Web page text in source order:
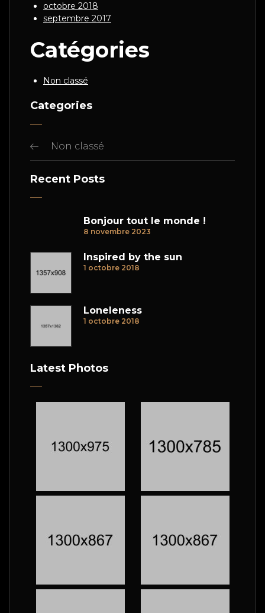
octobre 2018
septembre 2017
Catégories
Non classé
Categories
Non classé
Recent Posts
Bonjour tout le monde !
8 novembre 2023
Inspired by the sun
1 octobre 2018
Loneleness
1 octobre 2018
Latest Photos